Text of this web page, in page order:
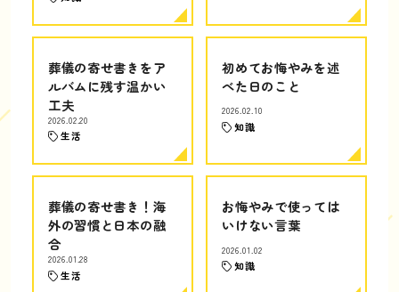
葬儀の寄せ書きをア
ルバムに残す温かい
工夫
2026.02.20
生活
初めてお悔やみを述
べた日のこと
2026.02.10
知識
葬儀の寄せ書き！海
外の習慣と日本の融
合
2026.01.28
生活
お悔やみで使っては
いけない言葉
2026.01.02
知識